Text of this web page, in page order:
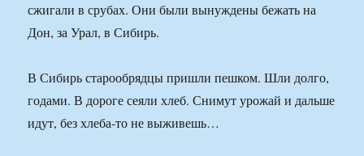
сжигали в срубах. Они были вынуждены бежать на
Дон, за Урал, в Сибирь.
В Сибирь старообрядцы пришли пешком. Шли долго,
годами. В дороге сеяли хлеб. Снимут урожай и дальше
идут, без хлеба-то не выживешь…